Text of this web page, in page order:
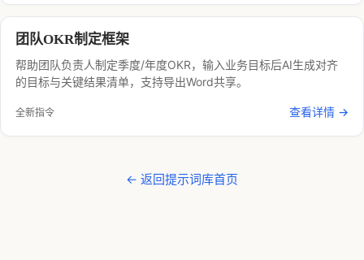
团队OKR制定框架
帮助团队负责人制定季度/年度OKR，输入业务目标后AI生成对齐
的目标与关键结果清单，支持导出Word共享。
全新指令 查看详情 →
← 返回提示词库首页